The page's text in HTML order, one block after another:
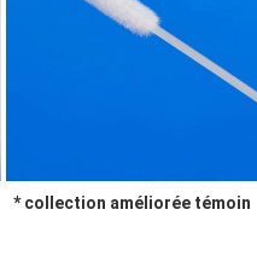
* collection améliorée témoin